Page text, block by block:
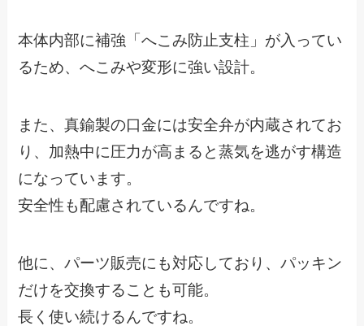
本体内部に補強「へこみ防止支柱」が入ってい
るため、へこみや変形に強い設計。
また、真鍮製の口金には安全弁が内蔵されてお
り、加熱中に圧力が高まると蒸気を逃がす構造
になっています。
安全性も配慮されているんですね。
他に、パーツ販売にも対応しており、パッキン
だけを交換することも可能。
長く使い続けるんですね。